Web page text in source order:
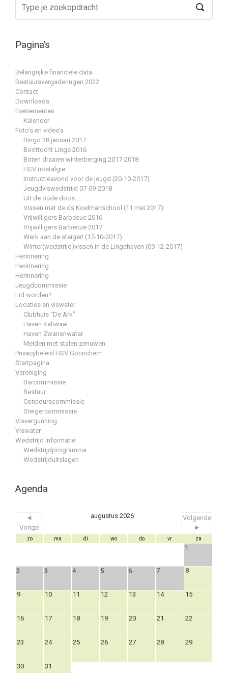
Pagina’s
Belangrijke financiële data
Bestuursvergaderingen 2022
Contact
Downloads
Evenementen
Kalender
Foto’s en video’s
Bingo 28 januari 2017
Boottocht Linge 2016
Boten draaien winterberging 2017-2018
HSV nostalgie…
Instructieavond voor de jeugd (20-10-2017)
Jeugdviswedstrijd 07-09-2018
Uit de oude doos…
Vissen met de ds Koelmanschool (11 mei 2017)
Vrijwilligers Barbecue 2016
Vrijwilligers Barbecue 2017
Werk aan de steiger! (17-10-2017)
Winter(wedstrijd)vissen in de Lingehaven (09-12-2017)
Herinnering
Herinnering
Herinnering
Jeugdcommissie
Lid worden?
Locaties en viswater
Clubhuis “De Ark”
Haven Kaliwaal
Haven Zwanenwater
Meiden met stalen zenuwen
Privacybeleid HSV Gorinchem
Startpagina
Vereniging
Barcommissie
Bestuur
Concourscommissie
Steigercommissie
Visvergunning
Viswater
Wedstrijd informatie
Wedstrijdprogramma
Wedstrijduitslagen
Agenda
◄
Vorige
augustus 2026
Volgende
►
zo ma di wo do vr za
1
2 3 4 5 6 7 8
9 10 11 12 13 14 15
16 17 18 19 20 21 22
23 24 25 26 27 28 29
30 31